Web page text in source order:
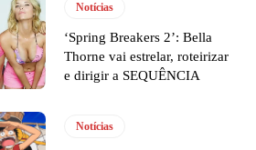
Notícias
‘Spring Breakers 2’: Bella
Thorne vai estrelar, roteirizar
e dirigir a SEQUÊNCIA
Notícias